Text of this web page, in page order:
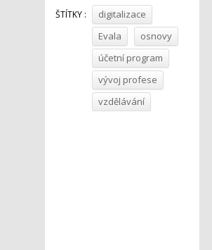
ŠTÍTKY :
digitalizace
Evala
osnovy
účetní program
vývoj profese
vzdělávání